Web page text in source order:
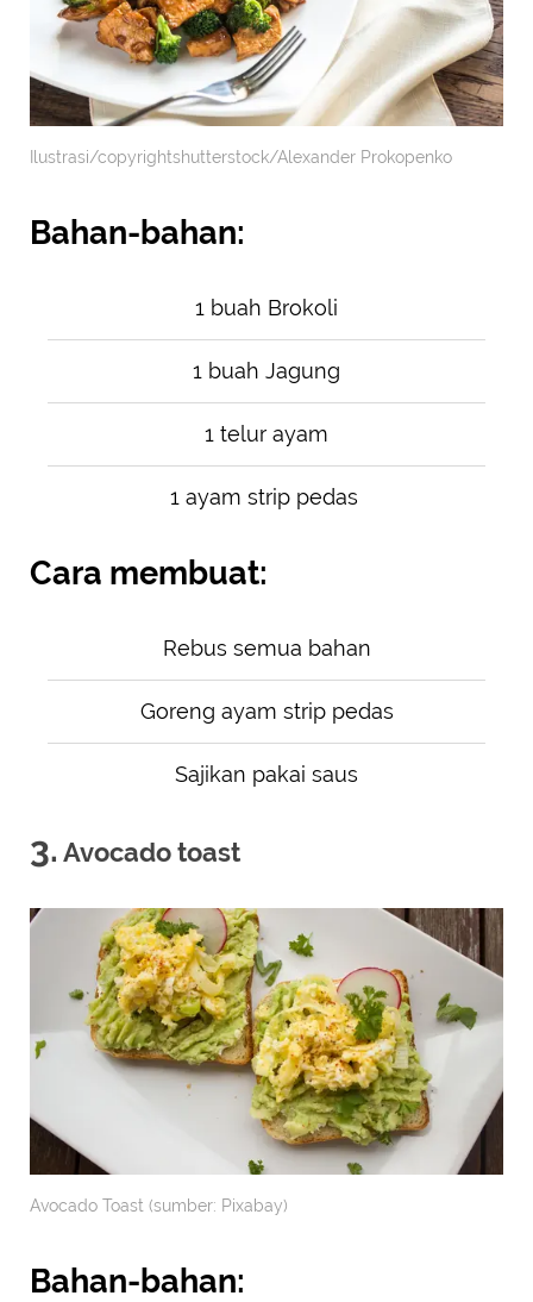
Ilustrasi/copyrightshutterstock/Alexander Prokopenko
Bahan-bahan:
1 buah Brokoli
1 buah Jagung
1 telur ayam
1 ayam strip pedas
Cara membuat:
Rebus semua bahan
Goreng ayam strip pedas
Sajikan pakai saus
3. Avocado toast
Avocado Toast (sumber: Pixabay)
Bahan-bahan: